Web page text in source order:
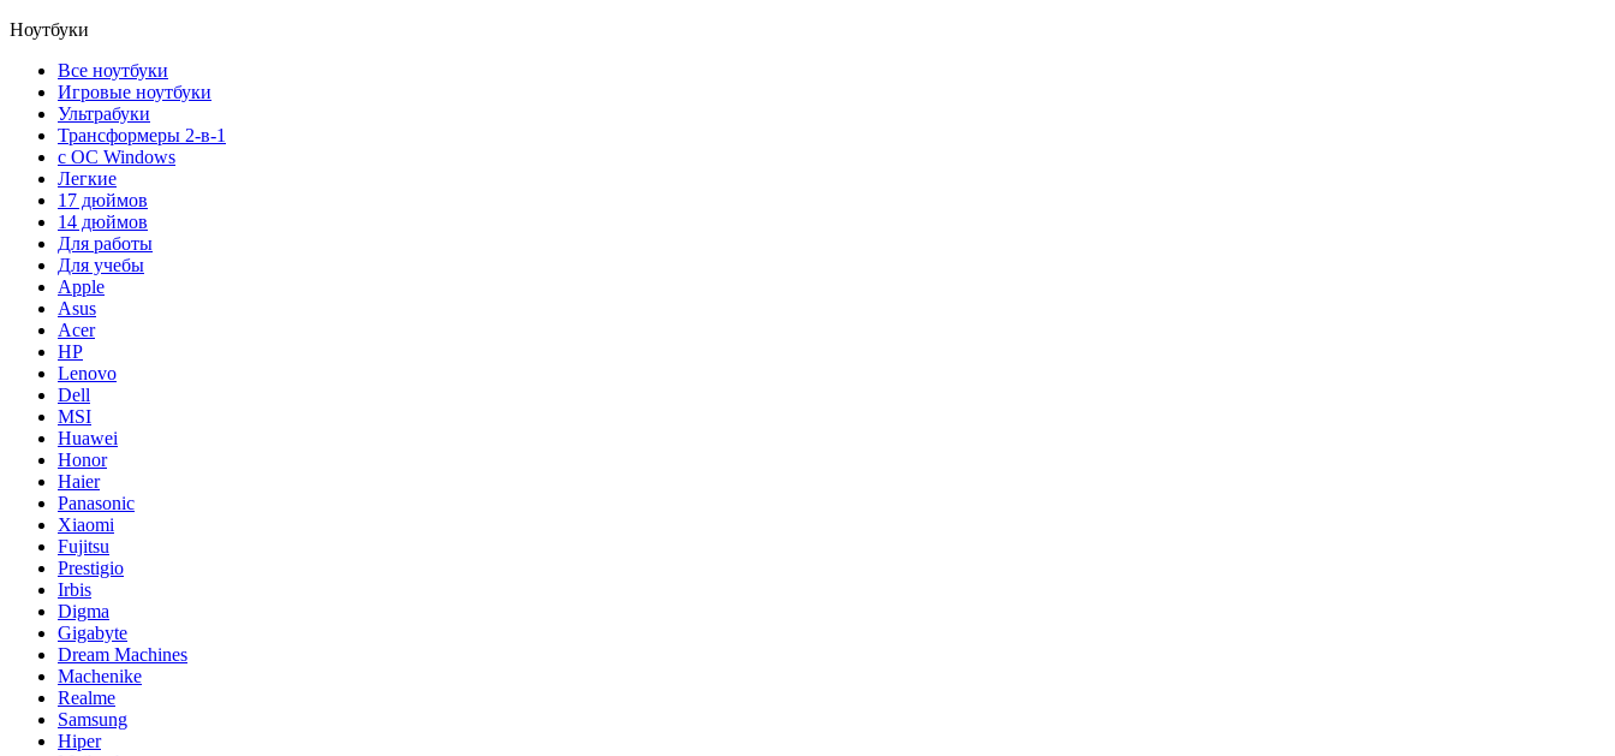
Ноутбуки
Все ноутбуки
Игровые ноутбуки
Ультрабуки
Трансформеры 2-в-1
с ОС Windows
Легкие
17 дюймов
14 дюймов
Для работы
Для учебы
Apple
Asus
Acer
HP
Lenovo
Dell
MSI
Huawei
Honor
Haier
Panasonic
Xiaomi
Fujitsu
Prestigio
Irbis
Digma
Gigabyte
Dream Machines
Machenike
Realme
Samsung
Hiper